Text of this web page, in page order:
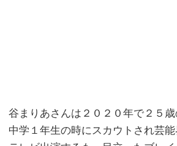
谷まりあさんは２０２０年で２５歳
中学１年生の時にスカウトされ芸能